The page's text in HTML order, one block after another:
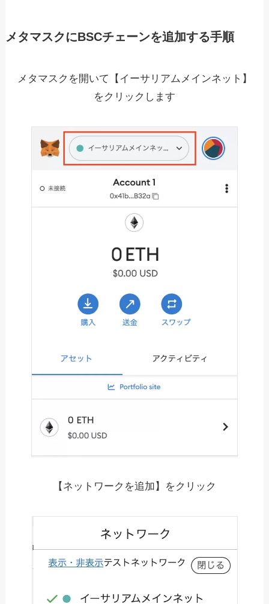
メタマスクにBSCチェーンを追加する手順
メタマスクを開いて【イーサリアムメインネット】
をクリックします
【ネットワークを追加】をクリック